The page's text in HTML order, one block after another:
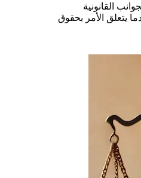
القانونية
يتعلق الأمر بحقوق